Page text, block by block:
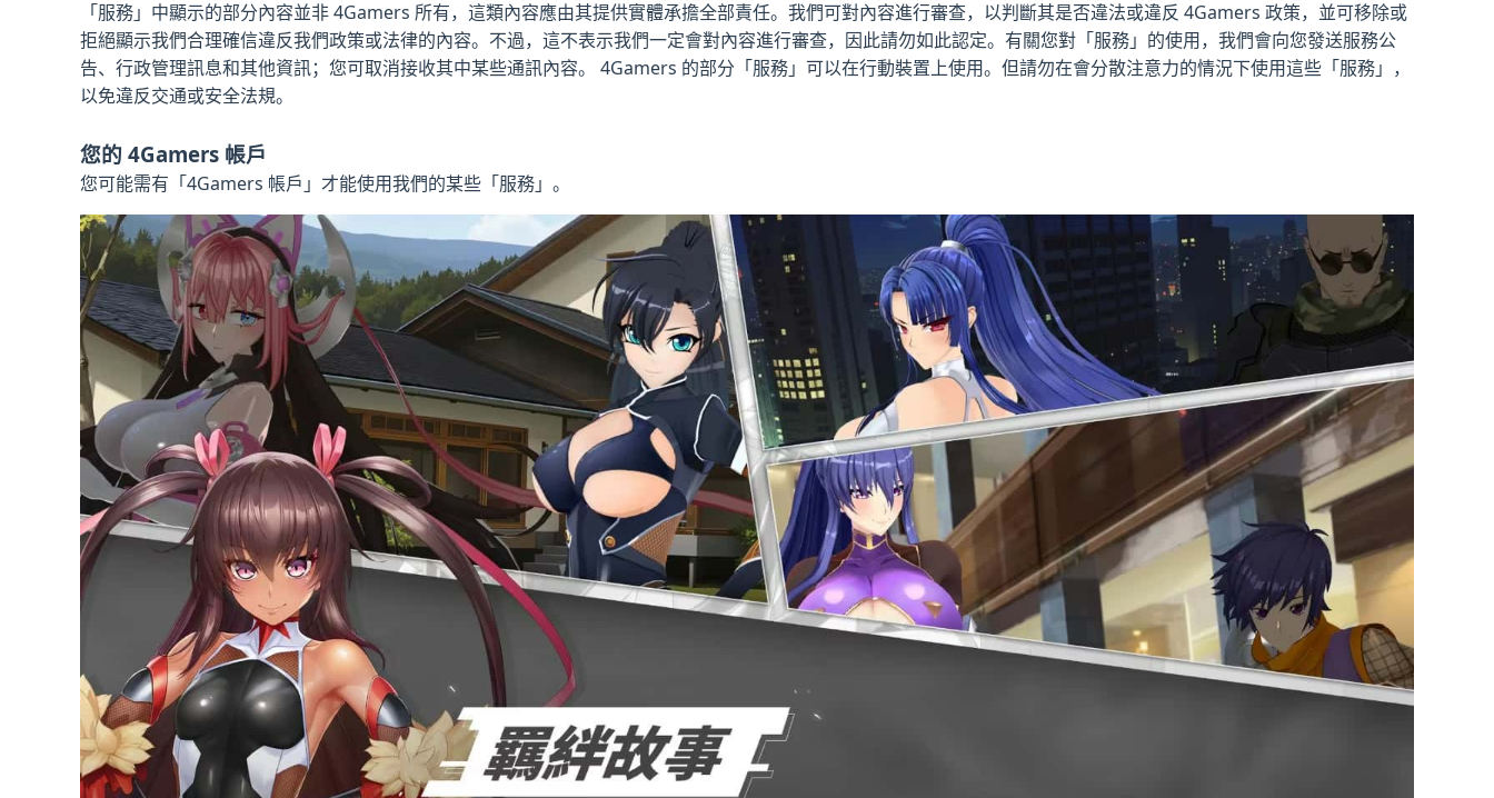
「服務」中顯示的部分內容並非 4Gamers 所有，這類內容應由其提供實體承擔全部責任。我們可對內容進行審查，以判斷其是否違法或違反 4Gamers 政策，並可移除或
拒絕顯示我們合理確信違反我們政策或法律的內容。不過，這不表示我們一定會對內容進行審查，因此請勿如此認定。有關您對「服務」的使用，我們會向您發送服務公
告、行政管理訊息和其他資訊；您可取消接收其中某些通訊內容。 4Gamers 的部分「服務」可以在行動裝置上使用。但請勿在會分散注意力的情況下使用這些「服務」，
以免違反交通或安全法規。
您的 4Gamers 帳戶
您可能需有「4Gamers 帳戶」才能使用我們的某些「服務」。